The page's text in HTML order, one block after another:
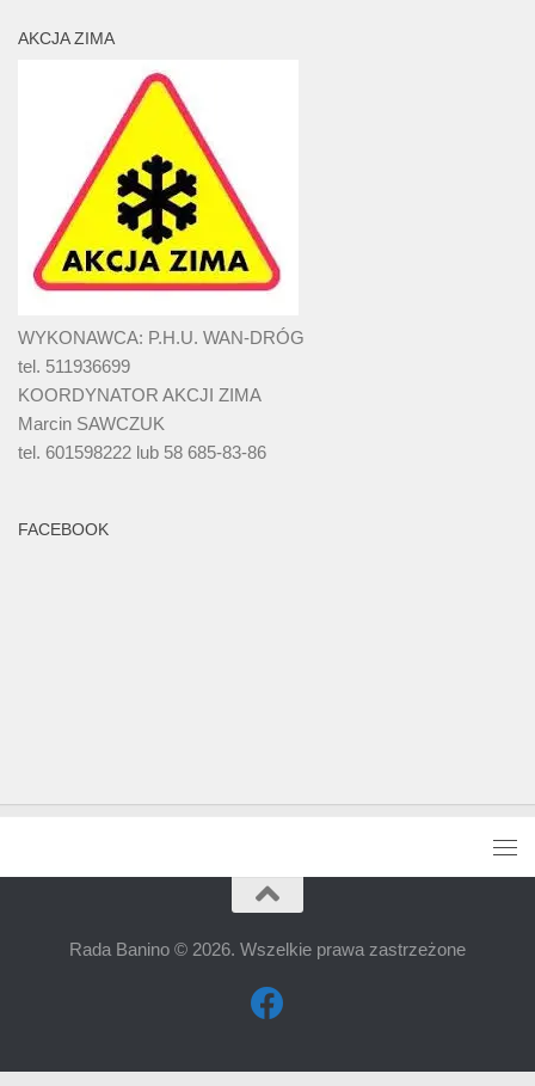
AKCJA ZIMA
WYKONAWCA: P.H.U. WAN-DRÓG
tel. 511936699
KOORDYNATOR AKCJI ZIMA
Marcin SAWCZUK
tel. 601598222 lub 58 685-83-86
FACEBOOK
Rada Banino © 2026. Wszelkie prawa zastrzeżone